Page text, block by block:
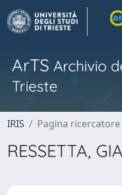
ArTS Archivio
Trieste
IRIS Pagina ricercatore
RESSETTA,